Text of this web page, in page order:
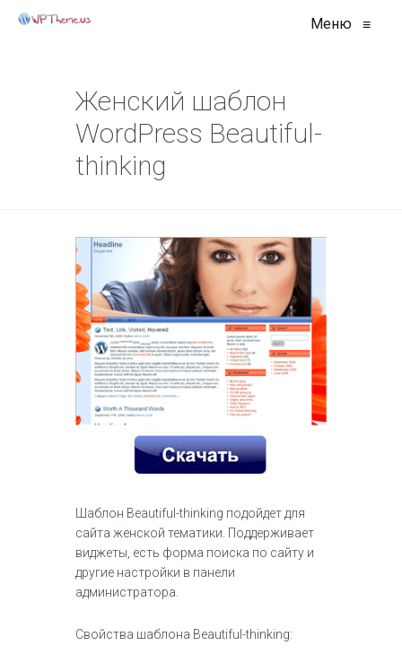
Меню ≡
Женский шаблон
WordPress Beautiful-
thinking
Шаблон Beautiful-thinking подойдет для
сайта женской тематики. Поддерживает
виджеты, есть форма поиска по сайту и
другие настройки в панели
администратора.
Свойства шаблона Beautiful-thinking: